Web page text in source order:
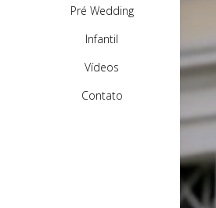
Pré Wedding
Infantil
Vídeos
Contato